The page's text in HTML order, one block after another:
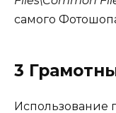
самого
3
Использование